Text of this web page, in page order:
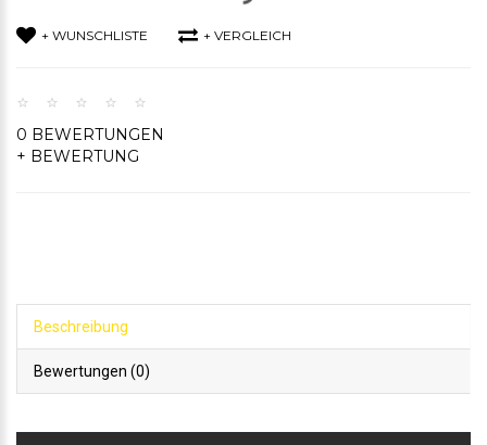
+ WUNSCHLISTE + VERGLEICH
0 BEWERTUNGEN
+ BEWERTUNG
Beschreibung
Bewertungen (0)